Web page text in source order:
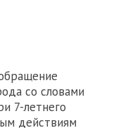
со словами
7-летнего
действиям